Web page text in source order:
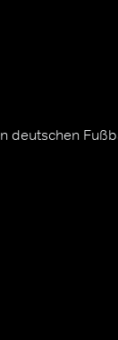
deutschen